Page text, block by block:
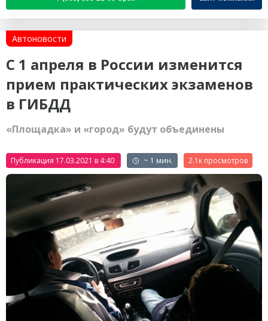
Автоновости
С 1 апреля в России изменится
прием практических экзаменов
в ГИБДД
«Площадка» и «город» будут объединены
Публикация 17.03.2021 в 4:40 ~ 1 мин. 2.1к